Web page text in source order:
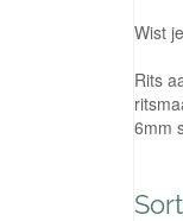
Wist
Rits
6mm